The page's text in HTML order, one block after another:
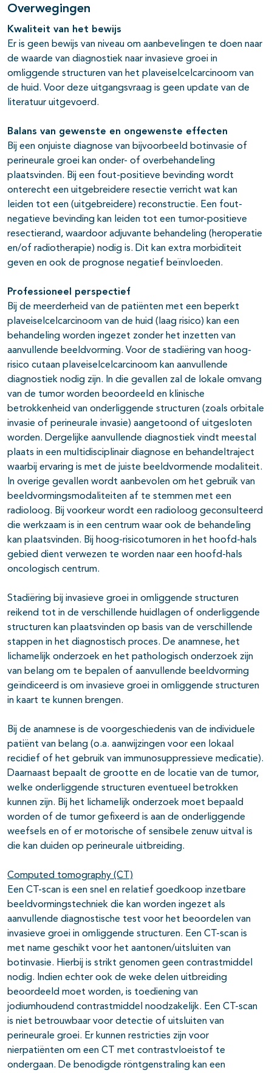
Overwegingen
Kwaliteit van het bewijs
Er is geen bewijs van niveau om aanbevelingen te doen naar
de waarde van diagnostiek naar invasieve groei in
omliggende structuren van het plaveiselcelcarcinoom van
de huid. Voor deze uitgangsvraag is geen update van de
literatuur uitgevoerd.
Balans van gewenste en ongewenste effecten
Bij een onjuiste diagnose van bijvoorbeeld botinvasie of
perineurale groei kan onder- of overbehandeling
plaatsvinden. Bij een fout-positieve bevinding wordt
onterecht een uitgebreidere resectie verricht wat kan
leiden tot een (uitgebreidere) reconstructie. Een fout-
negatieve bevinding kan leiden tot een tumor-positieve
resectierand, waardoor adjuvante behandeling (heroperatie
en/of radiotherapie) nodig is. Dit kan extra morbiditeit
geven en ook de prognose negatief beïnvloeden.
Professioneel perspectief
Bij de meerderheid van de patiënten met een beperkt
plaveiselcelcarcinoom van de huid (laag risico) kan een
behandeling worden ingezet zonder het inzetten van
aanvullende beeldvorming. Voor de stadiëring van hoog-
risico cutaan plaveiselcelcarcinoom kan aanvullende
diagnostiek nodig zijn. In die gevallen zal de lokale omvang
van de tumor worden beoordeeld en klinische
betrokkenheid van onderliggende structuren (zoals orbitale
invasie of perineurale invasie) aangetoond of uitgesloten
worden. Dergelijke aanvullende diagnostiek vindt meestal
plaats in een multidisciplinair diagnose en behandeltraject
waarbij ervaring is met de juiste beeldvormende modaliteit.
In overige gevallen wordt aanbevolen om het gebruik van
beeldvormingsmodaliteiten af te stemmen met een
radioloog. Bij voorkeur wordt een radioloog geconsulteerd
die werkzaam is in een centrum waar ook de behandeling
kan plaatsvinden. Bij hoog-risicotumoren in het hoofd-hals
gebied dient verwezen te worden naar een hoofd-hals
oncologisch centrum.
Stadiëring bij invasieve groei in omliggende structuren
reikend tot in de verschillende huidlagen of onderliggende
structuren kan plaatsvinden op basis van de verschillende
stappen in het diagnostisch proces. De anamnese, het
lichamelijk onderzoek en het pathologisch onderzoek zijn
van belang om te bepalen of aanvullende beeldvorming
geïndiceerd is om invasieve groei in omliggende structuren
in kaart te kunnen brengen.
Bij de anamnese is de voorgeschiedenis van de individuele
patiënt van belang (o.a. aanwijzingen voor een lokaal
recidief of het gebruik van immunosuppressieve medicatie).
Daarnaast bepaalt de grootte en de locatie van de tumor,
welke onderliggende structuren eventueel betrokken
kunnen zijn. Bij het lichamelijk onderzoek moet bepaald
worden of de tumor gefixeerd is aan de onderliggende
weefsels en of er motorische of sensibele zenuw uitval is
die kan duiden op perineurale uitbreiding.
Computed tomography (CT)
Een CT-scan is een snel en relatief goedkoop inzetbare
beeldvormingstechniek die kan worden ingezet als
aanvullende diagnostische test voor het beoordelen van
invasieve groei in omliggende structuren. Een CT-scan is
met name geschikt voor het aantonen/uitsluiten van
botinvasie. Hierbij is strikt genomen geen contrastmiddel
nodig. Indien echter ook de weke delen uitbreiding
beoordeeld moet worden, is toediening van
jodiumhoudend contrastmiddel noodzakelijk. Een CT-scan
is niet betrouwbaar voor detectie of uitsluiten van
perineurale groei. Er kunnen restricties zijn voor
nierpatiënten om een CT met contrastvloeistof te
ondergaan. De benodigde röntgenstraling kan een